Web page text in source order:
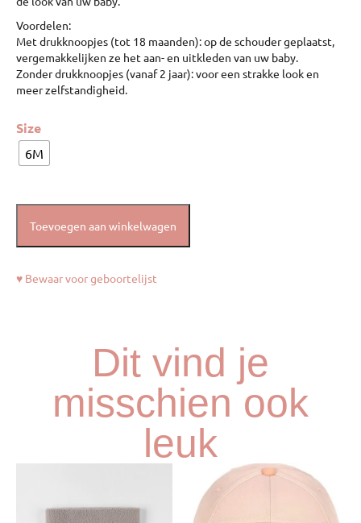
Voordelen:
Met drukknoopjes (tot 18 maanden): op de schouder geplaatst,
vergemakkelijken ze het aan- en uitkleden van uw baby.
Zonder drukknoopjes (vanaf 2 jaar): voor een strakke look en
meer zelfstandigheid.
Size
6M
Toevoegen aan winkelwagen
♥ Bewaar voor geboortelijst
Dit vind je
misschien ook
leuk